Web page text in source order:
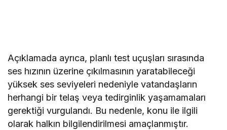
Açıklamada ayrıca, planlı test uçuşları sırasında
ses hızının üzerine çıkılmasının yaratabileceği
yüksek ses seviyeleri nedeniyle vatandaşların
herhangi bir telaş veya tedirginlik yaşamamaları
gerektiği vurgulandı. Bu nedenle, konu ile ilgili
olarak halkın bilgilendirilmesi amaçlanmıştır.